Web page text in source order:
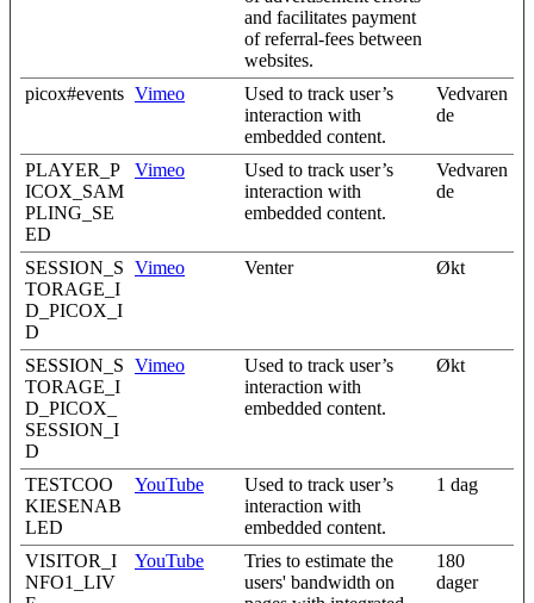
and facilitates payment
of referral-fees between
websites.
picox#events Vimeo
Used to track user’s
interaction with
embedded content.
Vedvaren
de
PLAYER_P
ICOX_SAM
PLING_SE
ED
Vimeo
Used to track user’s
interaction with
embedded content.
Vedvaren
de
SESSION_S
TORAGE_I
D_PICOX_I
D
Vimeo Venter Økt
SESSION_S
TORAGE_I
D_PICOX_
SESSION_I
D
Vimeo
Used to track user’s
interaction with
embedded content.
Økt
TESTCOO
KIESENAB
LED
YouTube
Used to track user’s
interaction with
embedded content.
1 dag
VISITOR_I
NFO1_LIV
YouTube
Tries to estimate the
users' bandwidth on
180
dager